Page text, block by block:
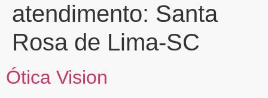
atendimento: Santa
Rosa de Lima-SC
Ótica Vision